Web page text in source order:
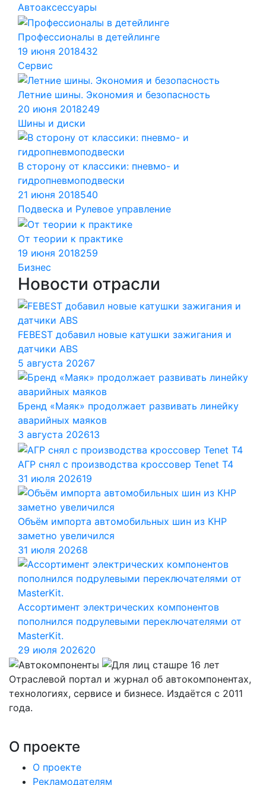
Автоаксессуары
Профессионалы в детейлинге
19 июня 2018432
Сервис
Летние шины. Экономия и безопасность
20 июня 2018249
Шины и диски
В сторону от классики: пневмо- и
гидропневмоподвески
21 июня 2018540
Подвеска и Рулевое управление
От теории к практике
19 июня 2018259
Бизнес
Новости отрасли
FEBEST добавил новые катушки зажигания и
датчики ABS
5 августа 20267
Бренд «Маяк» продолжает развивать линейку
аварийных маяков
3 августа 202613
АГР снял с производства кроссовер Tenet T4
31 июля 202619
Объём импорта автомобильных шин из КНР
заметно увеличился
31 июля 20268
Ассортимент электрических компонентов
пополнился подрулевыми переключателями от
MasterKit.
29 июля 202620
Отраслевой портал и журнал об автокомпонентах,
технологиях, сервисе и бизнесе. Издаётся с 2011
года.
О проекте
О проекте
Рекламодателям